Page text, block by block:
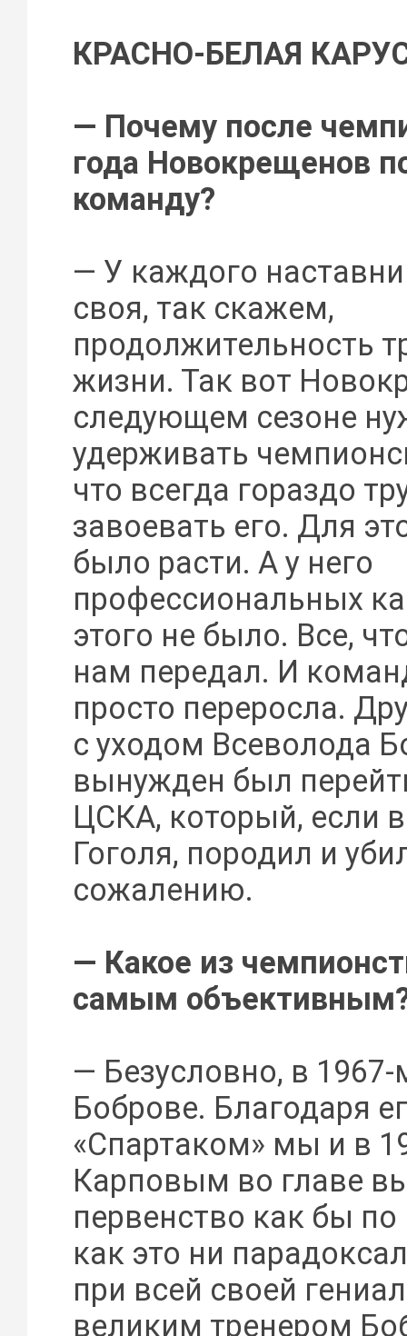
КРАСНО-БЕЛАЯ
— Почему после
года Новокрещенов
команду?
— У каждого
своя, так скажем,
продолжительность
жизни. Так вот
следующем сезоне
удерживать
что всегда гораздо
завоевать его. Для
было расти. А у него
профессиональных
этого не было. Все,
нам передал. И
просто переросла.
с уходом Всеволода
вынужден был
ЦСКА, который, если
Гоголя, породил и
сожалению.
— Какое из
самым
— Безусловно, в
Боброве. Благодаря
«Спартаком» мы и в
Карповым во главе
первенство как бы по
как это ни
при всей своей
великим тренером